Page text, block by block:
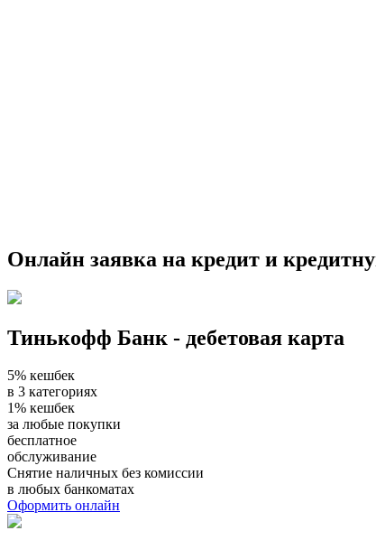
Онлайн заявка на кредит и
Тинькофф Банк - дебетовая карта
5% кешбек
в 3 категориях
1% кешбек
за любые покупки
бесплатное
обслуживание
Снятие наличных без комиссии
в любых банкоматах
Оформить онлайн